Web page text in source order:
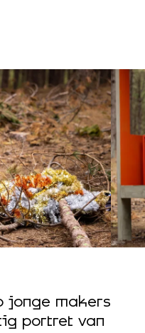
jonge makers
portret van